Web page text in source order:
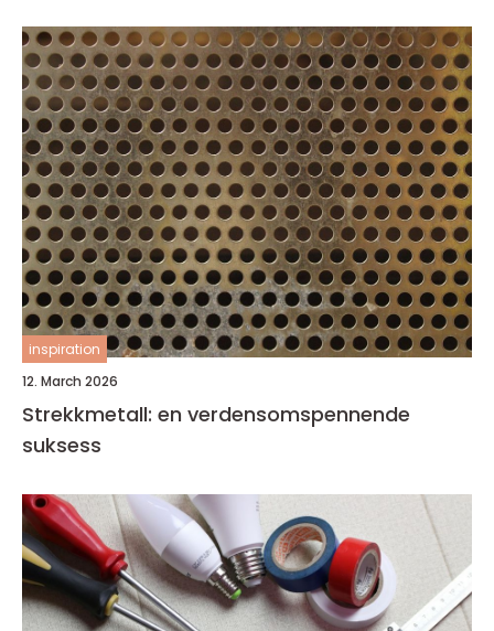
inspiration
12. March 2026
Strekkmetall: en verdensomspennende
suksess